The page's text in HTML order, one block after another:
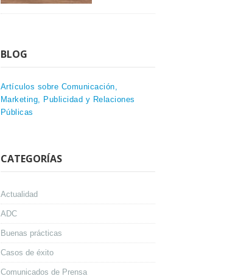
BLOG
Artículos sobre Comunicación,
Marketing, Publicidad y Relaciones
Públicas
CATEGORÍAS
Actualidad
ADC
Buenas prácticas
Casos de éxito
Comunicados de Prensa